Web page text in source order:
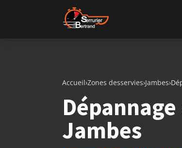
Accueil›Zones desservies›Jambes›
Jambes